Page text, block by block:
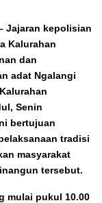
Jajaran kepolisian
Kalurahan
dan
adat Ngalangi
Senin
bertujuan
tradisi
masyarakat
tersebut.
mulai pukul 10.00